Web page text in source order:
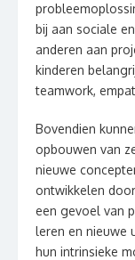
bij aan sociale
anderen aan
kinderen
teamwork,
Bovendien
opbouwen van
nieuwe
ontwikkelen
een gevoel van
leren en nieuwe
hun intrinsieke